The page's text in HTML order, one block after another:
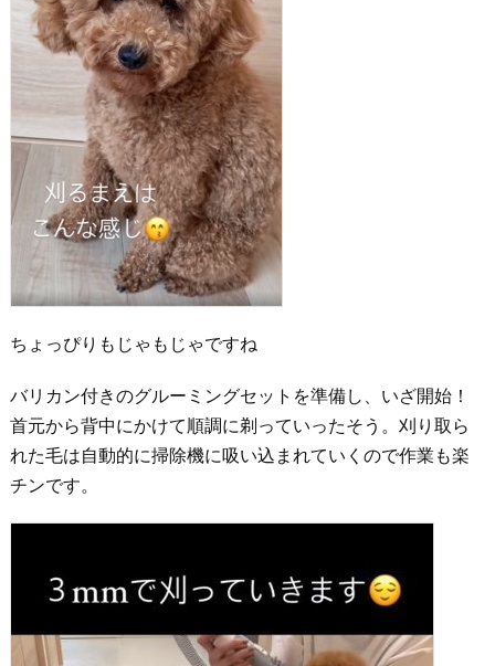
ちょっぴりもじゃもじゃですね
バリカン付きのグルーミングセットを準備し、いざ開始！
首元から背中にかけて順調に剃っていったそう。刈り取ら
れた毛は自動的に掃除機に吸い込まれていくので作業も楽
チンです。